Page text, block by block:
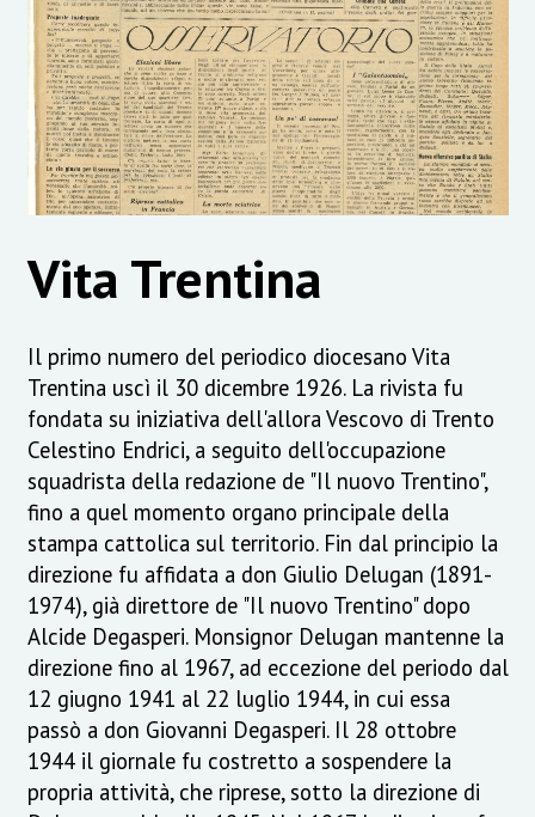
Vita Trentina
Il primo numero del periodico diocesano Vita
Trentina uscì il 30 dicembre 1926. La rivista fu
fondata su iniziativa dell'allora Vescovo di Trento
Celestino Endrici, a seguito dell'occupazione
squadrista della redazione de "Il nuovo Trentino",
fino a quel momento organo principale della
stampa cattolica sul territorio. Fin dal principio la
direzione fu affidata a don Giulio Delugan (1891-
1974), già direttore de "Il nuovo Trentino" dopo
Alcide Degasperi. Monsignor Delugan mantenne la
direzione fino al 1967, ad eccezione del periodo dal
12 giugno 1941 al 22 luglio 1944, in cui essa
passò a don Giovanni Degasperi. Il 28 ottobre
1944 il giornale fu costretto a sospendere la
propria attività, che riprese, sotto la direzione di